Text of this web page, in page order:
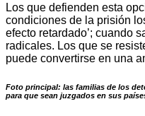
Los que defienden esta
condiciones de la prisión
efecto retardado’; cuando
radicales. Los que se
puede convertirse en una
Foto principal: las familias de los
para que sean juzgados en sus